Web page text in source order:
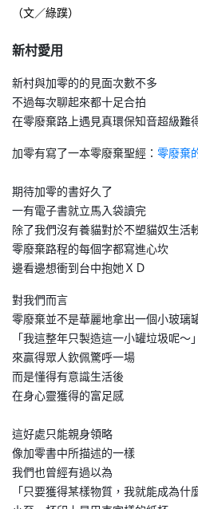
（文／綠蹼）
新村愛用
新村與加零的的見面次數不多
不過每次聊起來都十足合拍
在零廢棄路上遇見真環保知音超級難
加零有寫了一本零廢棄聖經： 零廢棄
期待加零的書好久了
一有電子書就立馬入袋讀完
除了我們沒有養貓對於不塑貓奴生活
零廢棄路程的每個字都寫進心坎
邊看邊想衝到台中抱她ＸＤ
對我們而言
零廢棄並不是華麗地拿出一個小玻璃
「我這整年只製造這一小罐垃圾呢～」
來贏得眾人欽佩驚呼一場
而是懂得有意識生活後
在身心靈獲得的富足感
這好處只能親身領略
像加零書中所描述的一樣
我們也曾經有過以為
「只要獲得某樣物質，我就能成為